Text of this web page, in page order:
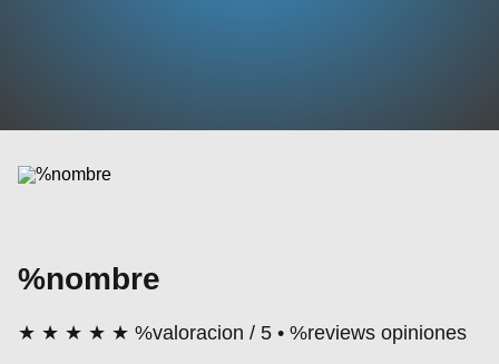
%nombre
★ ★ ★ ★ ★ %valoracion / 5 • %reviews opiniones